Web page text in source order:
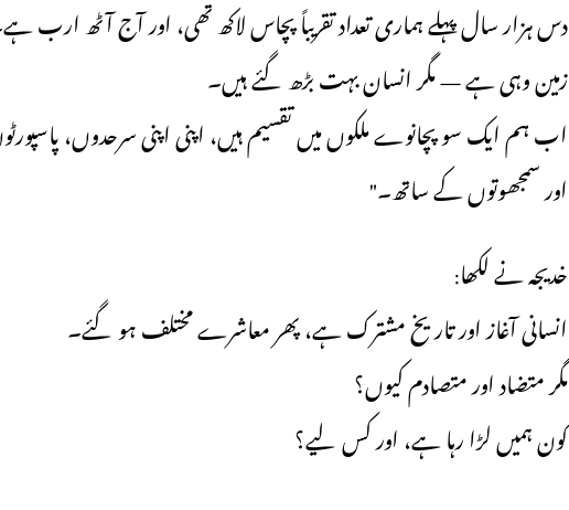
دس ہزار سال پہلے ہماری تعداد تقریباً پچاس لاکھ تھی، اور آج آٹھ ارب
زمین وہی ہے — مگر انسان بہت بڑھ گئے ہیں۔
اب ہم ایک سو پچانوے ملکوں میں تقسیم ہیں، اپنی اپنی سرحدوں،
اور سمجھوتوں کے ساتھ۔"
خدیجہ نے لکھا:
انسانی آغاز اور تاریخ مشترک ہے، پھر معاشرے مختلف ہو گئے۔
مگر متضاد اور متصادم کیوں؟
کون ہمیں لڑا رہا ہے، اور کس لیے؟